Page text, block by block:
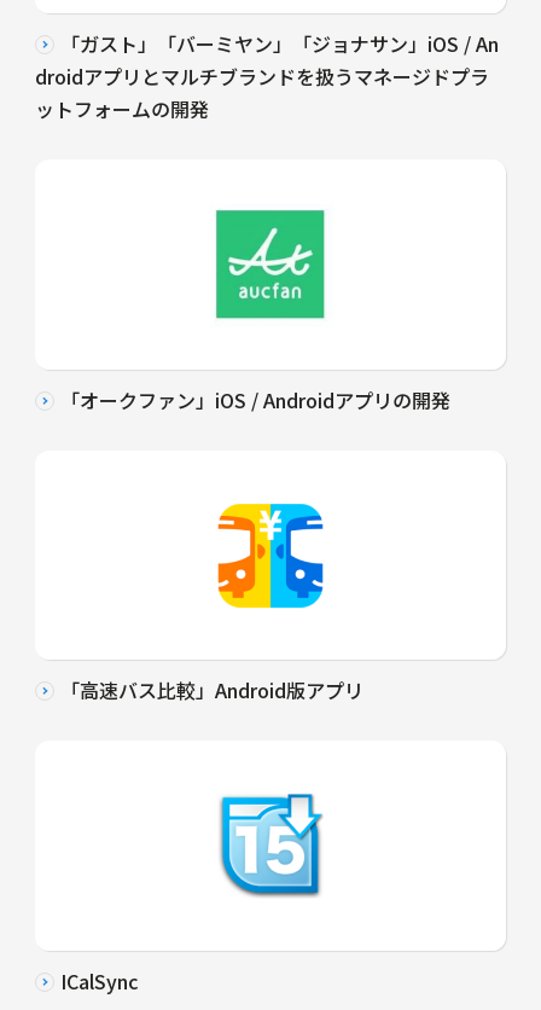
「ガスト」「バーミヤン」「ジョナサン」iOS / An
droidアプリとマルチブランドを扱うマネージドプラ
ットフォームの開発
「オークファン」iOS / Androidアプリの開発
「高速バス比較」Android版アプリ
ICalSync